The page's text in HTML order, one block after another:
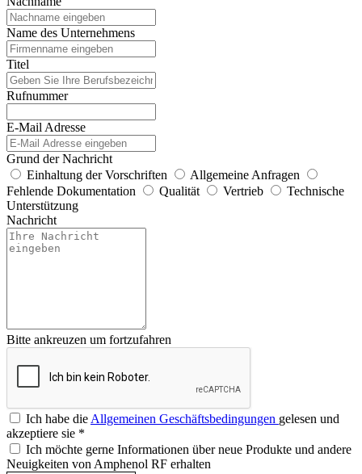
Name des Unternehmens
Titel
Rufnummer
E-Mail Adresse
Grund der Nachricht
Einhaltung der Vorschriften
Allgemeine Anfragen
Fehlende Dokumentation
Qualität Vertrieb
Technische
Unterstützung
Nachricht
Bitte ankreuzen um fortzufahren
Ich habe dieAllgemeinen Geschäftsbedingungen gelesen und
akzeptiere sie *
Ich möchte gerne Informationen über neue Produkte und andere
Neuigkeiten von Amphenol RF erhalten